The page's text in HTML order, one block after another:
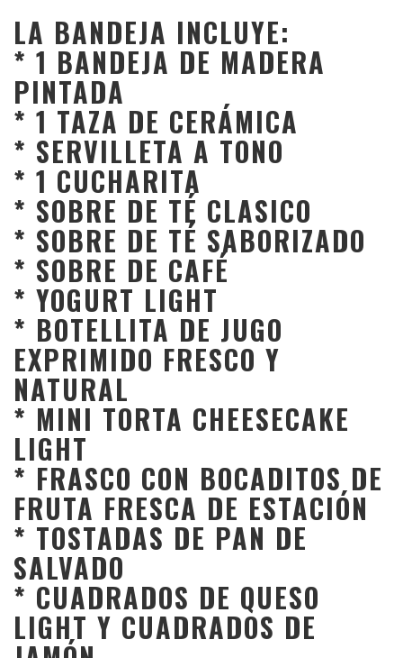
LA BANDEJA INCLUYE:
* 1 BANDEJA DE MADERA
PINTADA
* 1 TAZA DE CERÁMICA
* SERVILLETA A TONO
* 1 CUCHARITA
* SOBRE DE TÉ CLASICO
* SOBRE DE TÉ SABORIZADO
* SOBRE DE CAFÉ
* YOGURT LIGHT
* BOTELLITA DE JUGO
EXPRIMIDO FRESCO Y
NATURAL
* MINI TORTA CHEESECAKE
LIGHT
* FRASCO CON BOCADITOS DE
FRUTA FRESCA DE ESTACIÓN
* TOSTADAS DE PAN DE
SALVADO
* CUADRADOS DE QUESO
LIGHT Y CUADRADOS DE